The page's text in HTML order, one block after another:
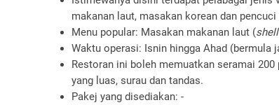
makanan laut, masakan korean dan
Menu popular: Masakan makanan laut (
Waktu operasi: Isnin hingga Ahad (bermula
Restoran ini boleh memuatkan seramai
yang luas, surau dan tandas.
Pakej yang disediakan: -